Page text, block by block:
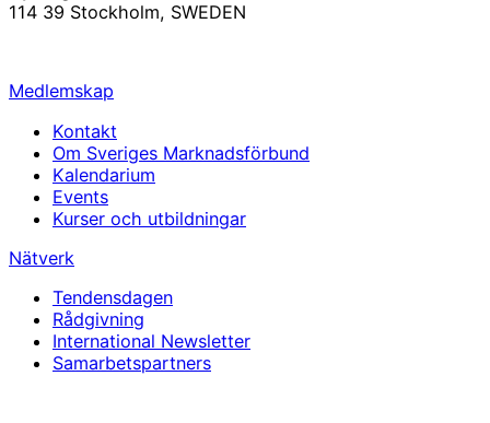
114 39 Stockholm, SWEDEN
Medlemskap
Kontakt
Om Sveriges Marknadsförbund
Kalendarium
Events
Kurser och utbildningar
Nätverk
Tendensdagen
Rådgivning
International Newsletter
Samarbetspartners